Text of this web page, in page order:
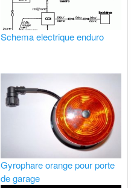
Schema electrique enduro
Gyrophare orange pour porte
de garage